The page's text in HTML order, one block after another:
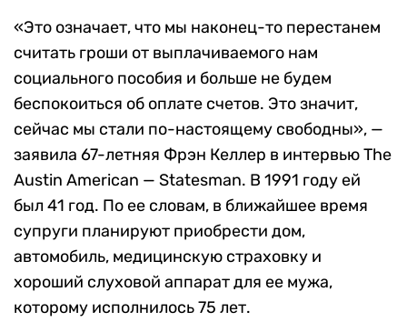
«Это означает, что мы наконец-то перестанем
считать гроши от выплачиваемого нам
социального пособия и больше не будем
беспокоиться об оплате счетов. Это значит,
сейчас мы стали по-настоящему свободны», —
заявила 67-летняя Фрэн Келлер в интервью The
Austin American — Statesman. В 1991 году ей
был 41 год. По ее словам, в ближайшее время
супруги планируют приобрести дом,
автомобиль, медицинскую страховку и
хороший слуховой аппарат для ее мужа,
которому исполнилось 75 лет.